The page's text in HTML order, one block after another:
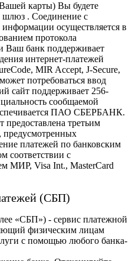
карты) Вы будете
шлюз . Соединение с
осуществляется в
протокола
Ваш банк поддерживает
интернет-платежей
MIR Accept, J-Secure,
потребоваться ввод
сайт поддерживает 256-
сообщаемой
ПАО СБЕРБАНК.
предоставлена третьим
предусмотренных
платежей по банковским
соответствии с
МИР, Visa Int., MasterCard
(СБП)
«СБП») - сервис платежной
физическим лицам
с помощью любого банка-